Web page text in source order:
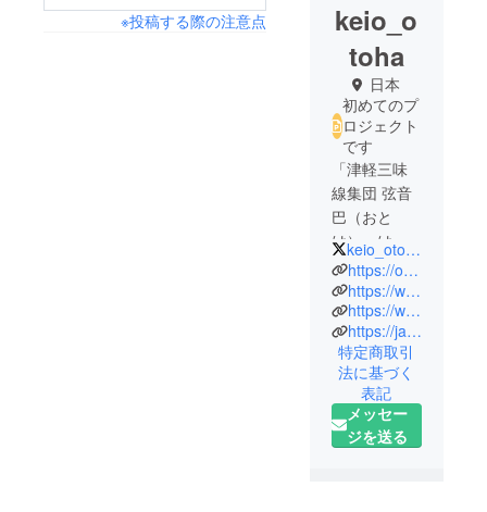
※投稿する際の注意点
keio_o
toha
日本
初めてのプ
ロジェクト
です
「津軽三味
線集団 弦音
巴（おと
は）」は、
慶應義塾大
学公認の津
軽三味線
サークル。
「津軽三味
線の魅力を
幅広い世
代、そして
keio_otoha
https://otohakeio.wixsite.com/keiootoha
https://www.youtube.com/c/keio_otoha_tokyo
https://www.instagram.com/keio_otoha_tokyo/
https://ja-jp.facebook.com/keiootoha/
特定商取引
法に基づく
表記
メッセー
ジを送る